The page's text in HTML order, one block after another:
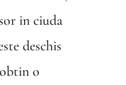
in ciuda
deschis
o